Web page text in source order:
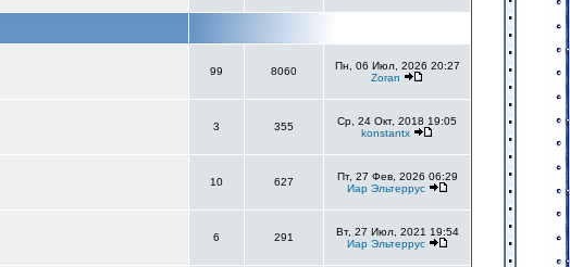
99 8060
Пн, 06 Июл, 2026 20:27
Zoran
3 355
Ср, 24 Окт, 2018 19:05
konstantx
10 627
Пт, 27 Фев, 2026 06:29
Иар Эльтеррус
6 291
Вт, 27 Июл, 2021 19:54
Иар Эльтеррус